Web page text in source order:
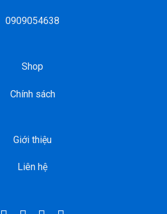
0909054638
Shop
Chính sách
Giới thiệu
Liên hệ